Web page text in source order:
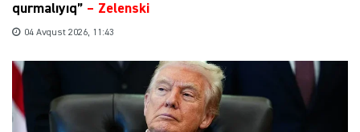
qurmalıyıq” – Zelenski
04 Avqust 2026, 11:43